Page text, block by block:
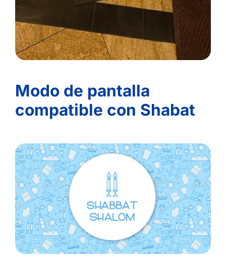
Modo de pantalla
compatible con Shabat